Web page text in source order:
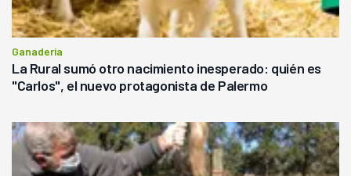
Ganadería
La Rural sumó otro nacimiento inesperado: quién es
"Carlos", el nuevo protagonista de Palermo